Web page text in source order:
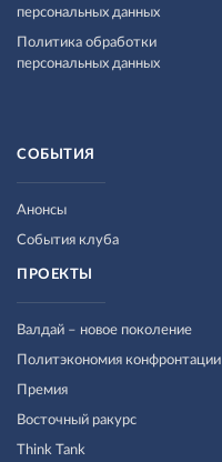
персональных данных
Политика обработки
персональных данных
СОБЫТИЯ
Анонсы
События клуба
ПРОЕКТЫ
Валдай – новое поколение
Политэкономия конфронтации
Премия
Восточный ракурс
Think Tank